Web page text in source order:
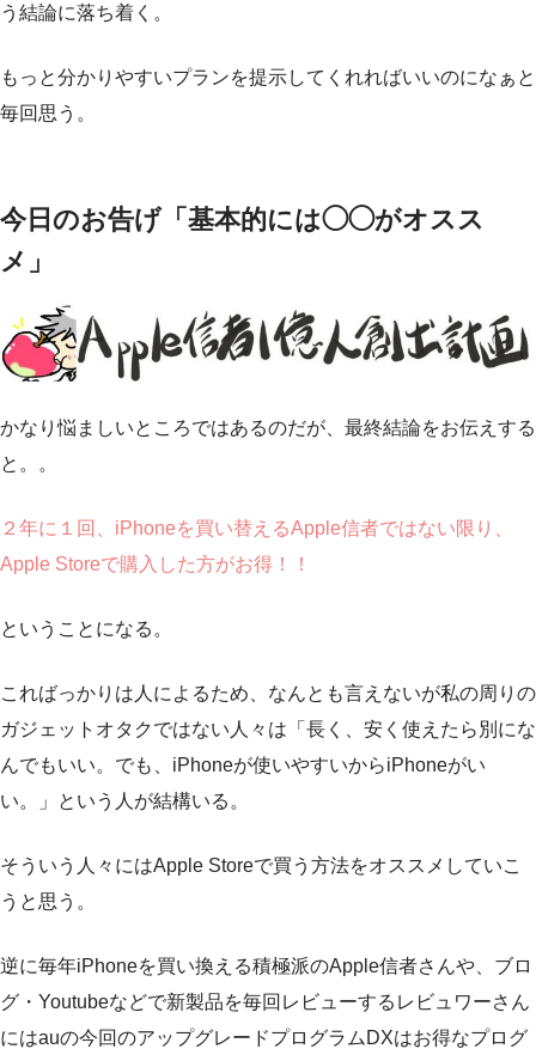
う結論に落ち着く。
もっと分かりやすいプランを提示してくれればいいのになぁと
毎回思う。
今日のお告げ「基本的には◯◯がオスス
メ」
かなり悩ましいところではあるのだが、最終結論をお伝えする
と。。
２年に１回、iPhoneを買い替えるApple信者ではない限り、
Apple Storeで購入した方がお得！！
ということになる。
こればっかりは人によるため、なんとも言えないが私の周りの
ガジェットオタクではない人々は「長く、安く使えたら別にな
んでもいい。でも、iPhoneが使いやすいからiPhoneがい
い。」という人が結構いる。
そういう人々にはApple Storeで買う方法をオススメしていこ
うと思う。
逆に毎年iPhoneを買い換える積極派のApple信者さんや、ブロ
グ・Youtubeなどで新製品を毎回レビューするレビュワーさん
にはauの今回のアップグレードプログラムDXはお得なプログ